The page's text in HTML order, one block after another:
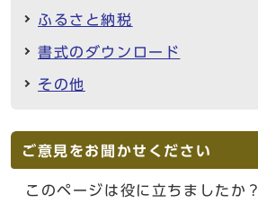
ふるさと納税
書式のダウンロード
その他
ご意見をお聞かせください
このページは役に立ちましたか？